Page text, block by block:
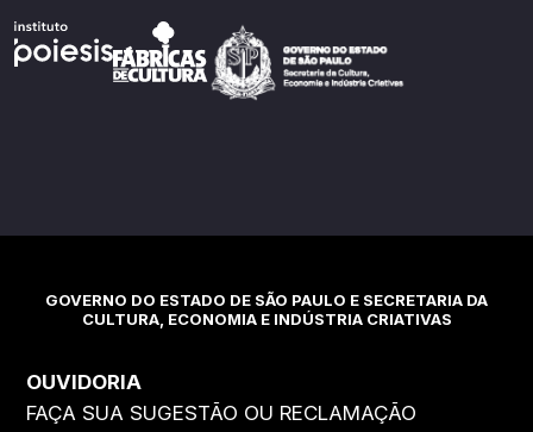
GOVERNO DO ESTADO DE SÃO PAULO E SECRETARIA DA
CULTURA, ECONOMIA E INDÚSTRIA CRIATIVAS
OUVIDORIA
FAÇA SUA SUGESTÃO OU RECLAMAÇÃO